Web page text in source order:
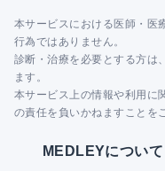
本サービスにおける医師・医
行為ではありません。
診断・治療を必要とする方は
ます。
本サービス上の情報や利用に
の責任を負いかねますことを
MEDLEYについて